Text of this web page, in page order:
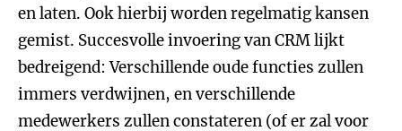
en laten. Ook hierbij worden regelmatig kansen
gemist. Succesvolle invoering van CRM lijkt
bedreigend: Verschillende oude functies zullen
immers verdwijnen, en verschillende
medewerkers zullen constateren (of er zal voor